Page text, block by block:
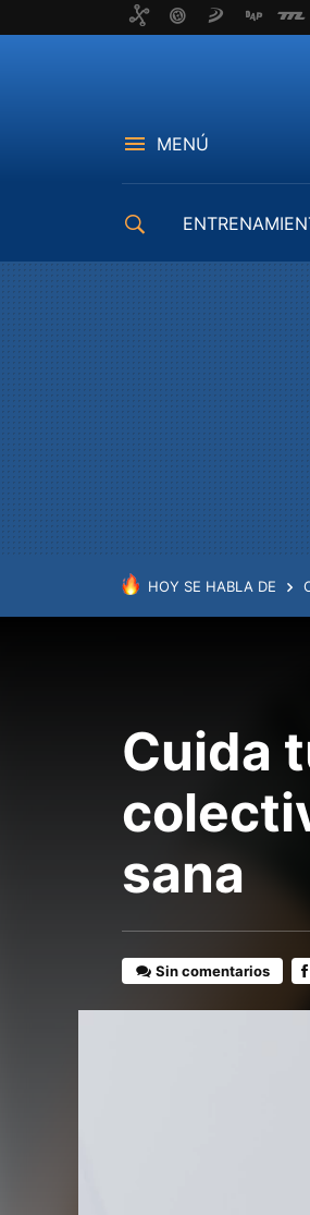
MENÚ
HOY SE HABLA DE
Cuida
sana
Sin comentarios